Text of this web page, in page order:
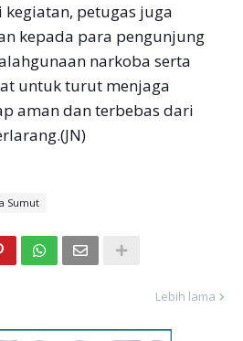
petugas juga
kepada para pengunjung
narkoba serta
untuk turut menjaga
aman dan terbebas dari
Sumut
Lebih lama